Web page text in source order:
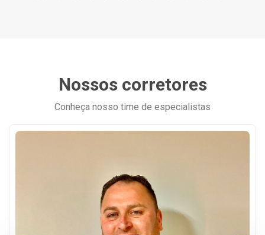
Nossos corretores
Conheça nosso time de especialistas